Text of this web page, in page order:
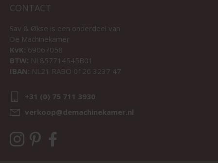
CONTACT
Sav & Økse is een onderdeel van
De Machinekamer
KvK: 69067058
BTW: NL857714545B01
IBAN: NL21 RABO 0126 3237 47
+31 (0) 75 711 3930
verkoop@demachinekamer.nl